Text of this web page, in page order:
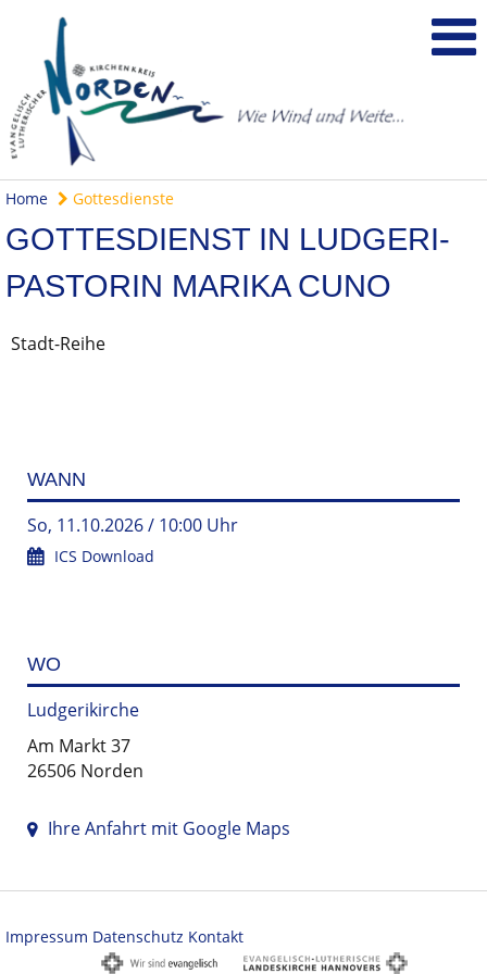
Home Gottesdienste
GOTTESDIENST IN LUDGERI-
PASTORIN MARIKA CUNO
Stadt-Reihe
WANN
So, 11.10.2026 / 10:00 Uhr
ICS Download
WO
Ludgerikirche
Am Markt 37
26506 Norden
Ihre Anfahrt mit Google Maps
Impressum Datenschutz Kontakt